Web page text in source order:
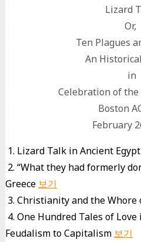
Lizard
Or,
Ten Plagues
An
in
Celebration of
Boston
February
1. Lizard Talk in Ancient Egypt
2. “What they had formerly
Greece 보기
3. Christianity and the Whore
4. One Hundred Tales of
Feudalism to Capitalism 보기